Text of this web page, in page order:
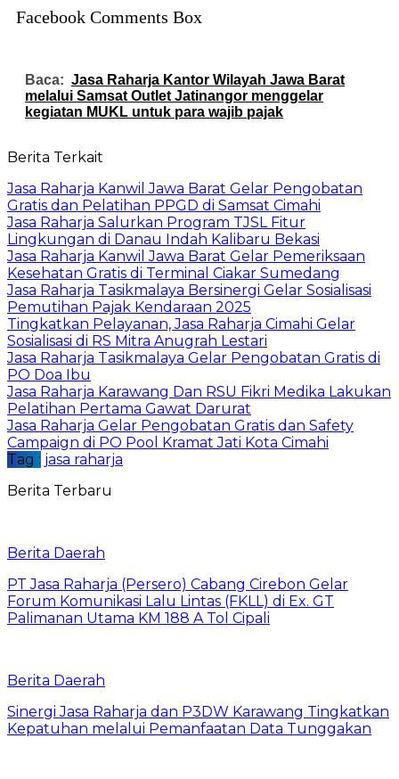
Facebook Comments Box
Baca: Jasa Raharja Kantor Wilayah Jawa Barat
melalui Samsat Outlet Jatinangor menggelar
kegiatan MUKL untuk para wajib pajak
Berita Terkait
Jasa Raharja Kanwil Jawa Barat Gelar Pengobatan
Gratis dan Pelatihan PPGD di Samsat Cimahi
Jasa Raharja Salurkan Program TJSL Fitur
Lingkungan di Danau Indah Kalibaru Bekasi
Jasa Raharja Kanwil Jawa Barat Gelar Pemeriksaan
Kesehatan Gratis di Terminal Ciakar Sumedang
Jasa Raharja Tasikmalaya Bersinergi Gelar Sosialisasi
Pemutihan Pajak Kendaraan 2025
Tingkatkan Pelayanan, Jasa Raharja Cimahi Gelar
Sosialisasi di RS Mitra Anugrah Lestari
Jasa Raharja Tasikmalaya Gelar Pengobatan Gratis di
PO Doa Ibu
Jasa Raharja Karawang Dan RSU Fikri Medika Lakukan
Pelatihan Pertama Gawat Darurat
Jasa Raharja Gelar Pengobatan Gratis dan Safety
Campaign di PO Pool Kramat Jati Kota Cimahi
Tag : jasa raharja
Berita Terbaru
Berita Daerah
PT Jasa Raharja (Persero) Cabang Cirebon Gelar
Forum Komunikasi Lalu Lintas (FKLL) di Ex. GT
Palimanan Utama KM 188 A Tol Cipali
Berita Daerah
Sinergi Jasa Raharja dan P3DW Karawang Tingkatkan
Kepatuhan melalui Pemanfaatan Data Tunggakan